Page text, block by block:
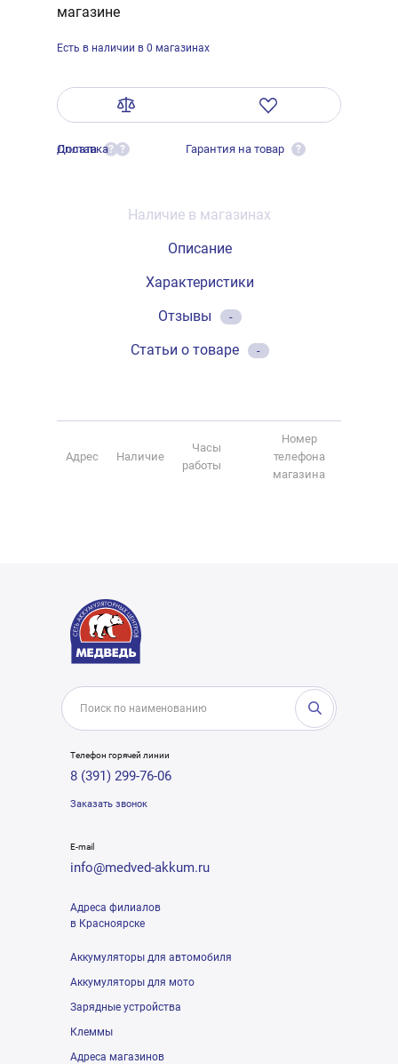
магазине
Есть в наличии в 0 магазинах
Оплата ?
Доставка ? Гарантия на товар ?
Наличие в магазинах
Описание
Характеристики
Отзывы
-
Статьи о товаре -
Адрес Наличие
Часы
работы
Номер
телефона
магазина
Телефон горячей линии
8 (391) 299-76-06
Заказать звонок
E-mail
info@medved-akkum.ru
Адреса филиалов
в Красноярске
Аккумуляторы для автомобиля
Аккумуляторы для мото
Зарядные устройства
Клеммы
Адреса магазинов